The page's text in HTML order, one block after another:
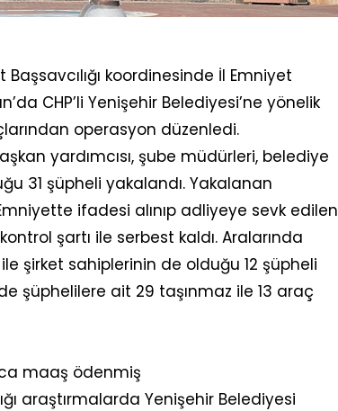
koordinesinde İl Emniyet
CHP’li Yenişehir Belediyesi’ne yönelik
operasyon düzenledi.
yardımcısı, şube müdürleri, belediye
31 şüpheli yakalandı. Yakalanan
ifadesi alınıp adliyeye sevk edilen
şartı ile serbest kaldı. Aralarında
şirket sahiplerinin de olduğu 12 şüpheli
şüphelilere ait 29 taşınmaz ile 13 araç
maaş ödenmiş
araştırmalarda Yenişehir Belediyesi